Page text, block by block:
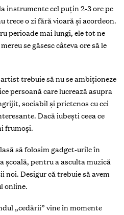
instrumente cel puțin 2-3 ore pe
trece o zi fără vioară și acordeon.
perioade mai lungi, ele tot ne
se găsesc câteva ore să le
trebuie să nu se ambiționeze
persoană care lucrează asupra
sociabil și prietenos cu cei
Dacă iubești ceea ce
frumoși.
să folosim gadget-urile în
pentru a asculta muzică
Desigur că trebuie să avem
online.
„cedării” vine în momente